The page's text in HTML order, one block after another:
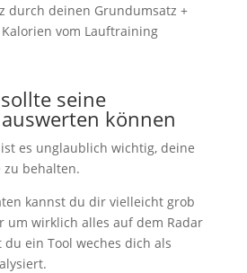
durch deinen Grundumsatz +
vom Lauftraining
seine
können
es unglaublich wichtig, deine
zu behalten.
kannst du dir vielleicht grob
um wirklich alles auf dem Radar
ein Tool weches dich als